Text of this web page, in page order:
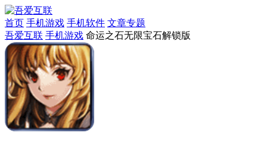
首页 手机游戏 手机软件 文章专题
吾爱互联 手机游戏 命运之石无限宝石解锁版